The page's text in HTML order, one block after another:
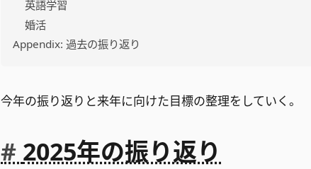
英語学習
婚活
Appendix: 過去の振り返り
今年の振り返りと来年に向けた目標の整理をしていく。
2025年の振り返り